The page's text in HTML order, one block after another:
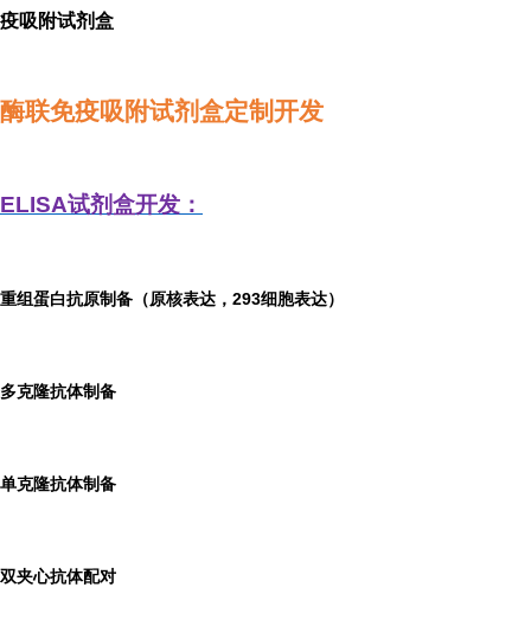
疫吸附试剂盒
酶联免疫吸附试剂盒定制开发
ELISA试剂盒开发：
重组蛋白抗原制备（原核表达，293细胞表达）
多克隆抗体制备
单克隆抗体制备
双夹心抗体配对